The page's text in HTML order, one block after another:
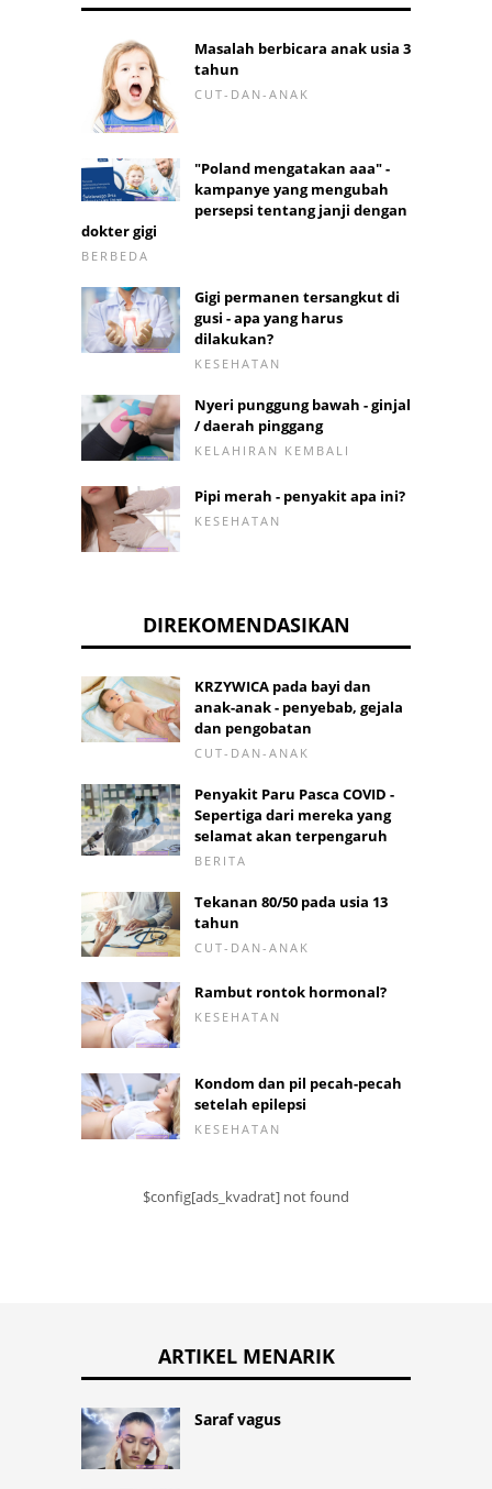
Masalah berbicara anak usia 3
tahun
CUT-DAN-ANAK
"Poland mengatakan aaa" -
kampanye yang mengubah
persepsi tentang janji dengan
dokter gigi
BERBEDA
Gigi permanen tersangkut di
gusi - apa yang harus
dilakukan?
KESEHATAN
Nyeri punggung bawah - ginjal
/ daerah pinggang
KELAHIRAN KEMBALI
Pipi merah - penyakit apa ini?
KESEHATAN
DIREKOMENDASIKAN
KRZYWICA pada bayi dan
anak-anak - penyebab, gejala
dan pengobatan
CUT-DAN-ANAK
Penyakit Paru Pasca COVID -
Sepertiga dari mereka yang
selamat akan terpengaruh
BERITA
Tekanan 80/50 pada usia 13
tahun
CUT-DAN-ANAK
Rambut rontok hormonal?
KESEHATAN
Kondom dan pil pecah-pecah
setelah epilepsi
KESEHATAN
$config[ads_kvadrat] not found
ARTIKEL MENARIK
Saraf vagus